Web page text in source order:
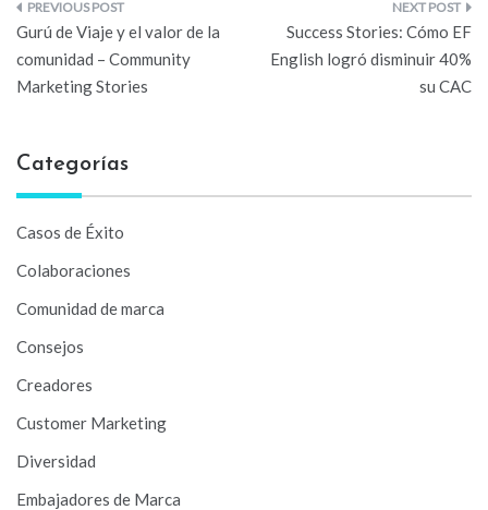
Navegación
de
entradas
Gurú de Viaje y el valor de la
comunidad – Community
Marketing Stories
Success Stories: Cómo EF
English logró disminuir 40%
su CAC
Categorías
Casos de Éxito
Colaboraciones
Comunidad de marca
Consejos
Creadores
Customer Marketing
Diversidad
Embajadores de Marca